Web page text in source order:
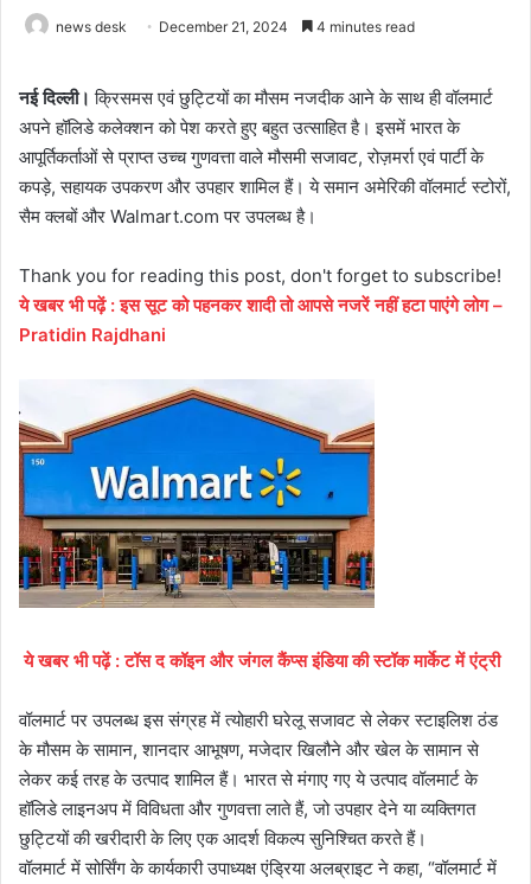
news desk December 21, 2024 4 minutes read
नई दिल्ली। क्रिसमस एवं छुट्टियों का मौसम नजदीक आने के साथ ही वॉलमार्ट
अपने हॉलिडे कलेक्शन को पेश करते हुए बहुत उत्साहित है। इसमें भारत के
आपूर्तिकर्ताओं से प्राप्‍त उच्च गुणवत्ता वाले मौसमी सजावट, रोज़मर्रा एवं पार्टी के
कपड़े, सहायक उपकरण और उपहार शामिल हैं। ये समान अमेरिकी वॉलमार्ट स्टोरों,
सैम क्लबों और Walmart.com पर उपलब्ध है।
Thank you for reading this post, don't forget to subscribe!
ये खबर भी पढ़ें: इस सूट को पहनकर शादी तो आपसे नजरें नहीं हटा पाएंगे लोग –
Pratidin Rajdhani
ये खबर भी पढ़ें: टॉस द कॉइन और जंगल कैंप्स इंडिया की स्टॉक मार्केट में एंट्री
वॉलमार्ट पर उपलब्‍ध इस संग्रह में त्‍योहारी घरेलू सजावट से लेकर स्टाइलिश ठंड
के मौसम के सामान, शानदार आभूषण, मजेदार खिलौने और खेल के सामान से
लेकर कई तरह के उत्पाद शामिल हैं। भारत से मंगाए गए ये उत्पाद वॉलमार्ट के
हॉलिडे लाइनअप में विविधता और गुणवत्ता लाते हैं, जो उपहार देने या व्यक्तिगत
छुट्टियों की खरीदारी के लिए एक आदर्श विकल्प सुनिश्चित करते हैं।
वॉलमार्ट में सोर्सिंग के कार्यकारी उपाध्यक्ष एंड्रिया अलब्राइट ने कहा, “वॉलमार्ट में